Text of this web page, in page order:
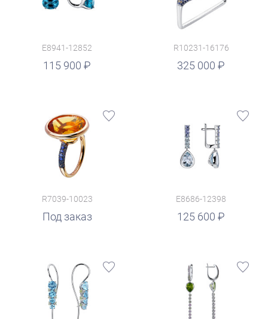
E8941-12852
115 900
R10231-16176
325 000
руб.
R7039-10023
Под заказ
E8686-12398
125 600
руб.